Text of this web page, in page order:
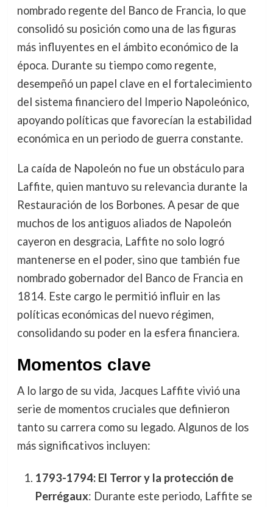
nombrado regente del Banco de Francia, lo que
consolidó su posición como una de las figuras
más influyentes en el ámbito económico de la
época. Durante su tiempo como regente,
desempeñó un papel clave en el fortalecimiento
del sistema financiero del Imperio Napoleónico,
apoyando políticas que favorecían la estabilidad
económica en un periodo de guerra constante.
La caída de Napoleón no fue un obstáculo para
Laffite, quien mantuvo su relevancia durante la
Restauración de los Borbones. A pesar de que
muchos de los antiguos aliados de Napoleón
cayeron en desgracia, Laffite no solo logró
mantenerse en el poder, sino que también fue
nombrado gobernador del Banco de Francia en
1814. Este cargo le permitió influir en las
políticas económicas del nuevo régimen,
consolidando su poder en la esfera financiera.
Momentos clave
A lo largo de su vida, Jacques Laffite vivió una
serie de momentos cruciales que definieron
tanto su carrera como su legado. Algunos de los
más significativos incluyen:
1793-1794: El Terror y la protección de
Perrégaux: Durante este periodo, Laffite se